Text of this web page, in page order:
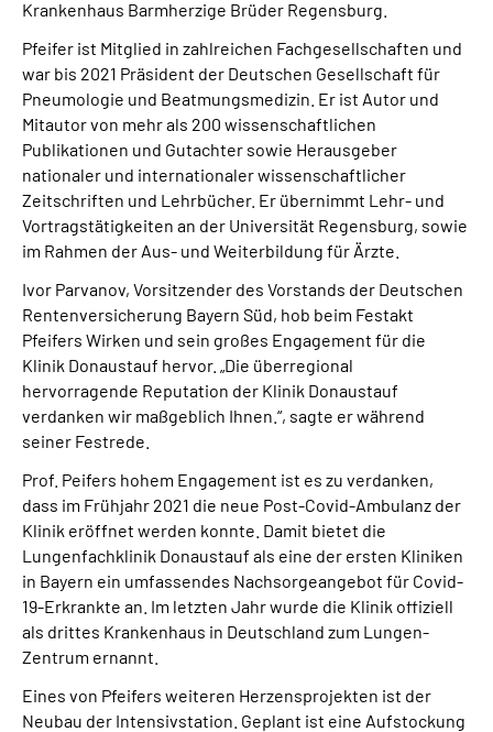
Krankenhaus Barmherzige Brüder Regensburg.
Pfeifer ist Mitglied in zahlreichen Fachgesellschaften und
war bis 2021 Präsident der Deutschen Gesellschaft für
Pneumologie und Beatmungsmedizin. Er ist Autor und
Mitautor von mehr als 200 wissenschaftlichen
Publikationen und Gutachter sowie Herausgeber
nationaler und internationaler wissenschaftlicher
Zeitschriften und Lehrbücher. Er übernimmt Lehr- und
Vortragstätigkeiten an der Universität Regensburg, sowie
im Rahmen der Aus- und Weiterbildung für Ärzte.
Ivor Parvanov, Vorsitzender des Vorstands der Deutschen
Rentenversicherung Bayern Süd, hob beim Festakt
Pfeifers Wirken und sein großes Engagement für die
Klinik Donaustauf hervor. „Die überregional
hervorragende Reputation der Klinik Donaustauf
verdanken wir maßgeblich Ihnen.“, sagte er während
seiner Festrede.
Prof. Peifers hohem Engagement ist es zu verdanken,
dass im Frühjahr 2021 die neue Post-Covid-Ambulanz der
Klinik eröffnet werden konnte. Damit bietet die
Lungenfachklinik Donaustauf als eine der ersten Kliniken
in Bayern ein umfassendes Nachsorgeangebot für Covid-
19-Erkrankte an. Im letzten Jahr wurde die Klinik offiziell
als drittes Krankenhaus in Deutschland zum Lungen-
Zentrum ernannt.
Eines von Pfeifers weiteren Herzensprojekten ist der
Neubau der Intensivstation. Geplant ist eine Aufstockung